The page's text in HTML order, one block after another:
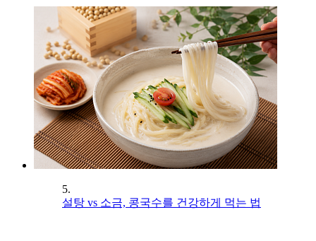
5.
설탕 vs 소금, 콩국수를 건강하게 먹는 법